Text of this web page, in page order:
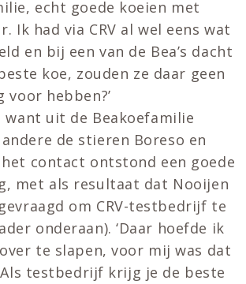
echt goede koeien met
Ik had via CRV al wel eens wat
en bij een van de Bea’s dacht
koe, zouden ze daar geen
hebben?’
want uit de Beakoefamilie
de stieren Boreso en
contact ontstond een goede
met als resultaat dat Nooijen
om CRV-testbedrijf te
onderaan). ‘Daar hoefde ik
te slapen, voor mij was dat
testbedrijf krijg je de beste